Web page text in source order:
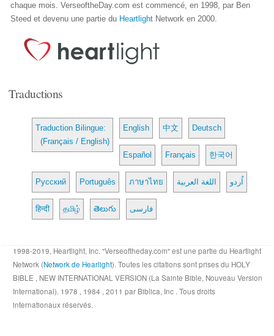
chaque mois. VerseoftheDay.com est commencé, en 1998, par Ben
Steed et devenu une partie du Heartlight Network en 2000.
Traductions
Traduction Bilingue:
(Français / English)
English 中文 Deutsch
Español Français 한국어
Русский Português ภาษาไทย اللغة العربية اُردو
हिन्दी தமிழ் తెలుగు فارسی
1998-2019, Heartlight, Inc. "Verseoftheday.com" est une partie du Heartlight
Network (Network de Hearlight). Toutes les citations sont prises du HOLY
BIBLE , NEW INTERNATIONAL VERSION (La Sainte Bible, Nouveau Version
International). 1978 , 1984 , 2011 par Biblica, Inc . Tous droits
internationaux réservés.